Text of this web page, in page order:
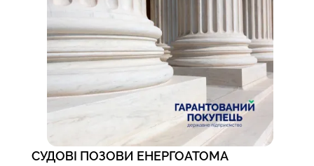
СУДОВІ ПОЗОВИ ЕНЕРГОАТОМА